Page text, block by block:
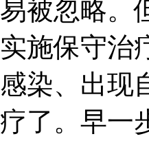
易被忽略。
实施保守治
感染、出现
疗了。早一